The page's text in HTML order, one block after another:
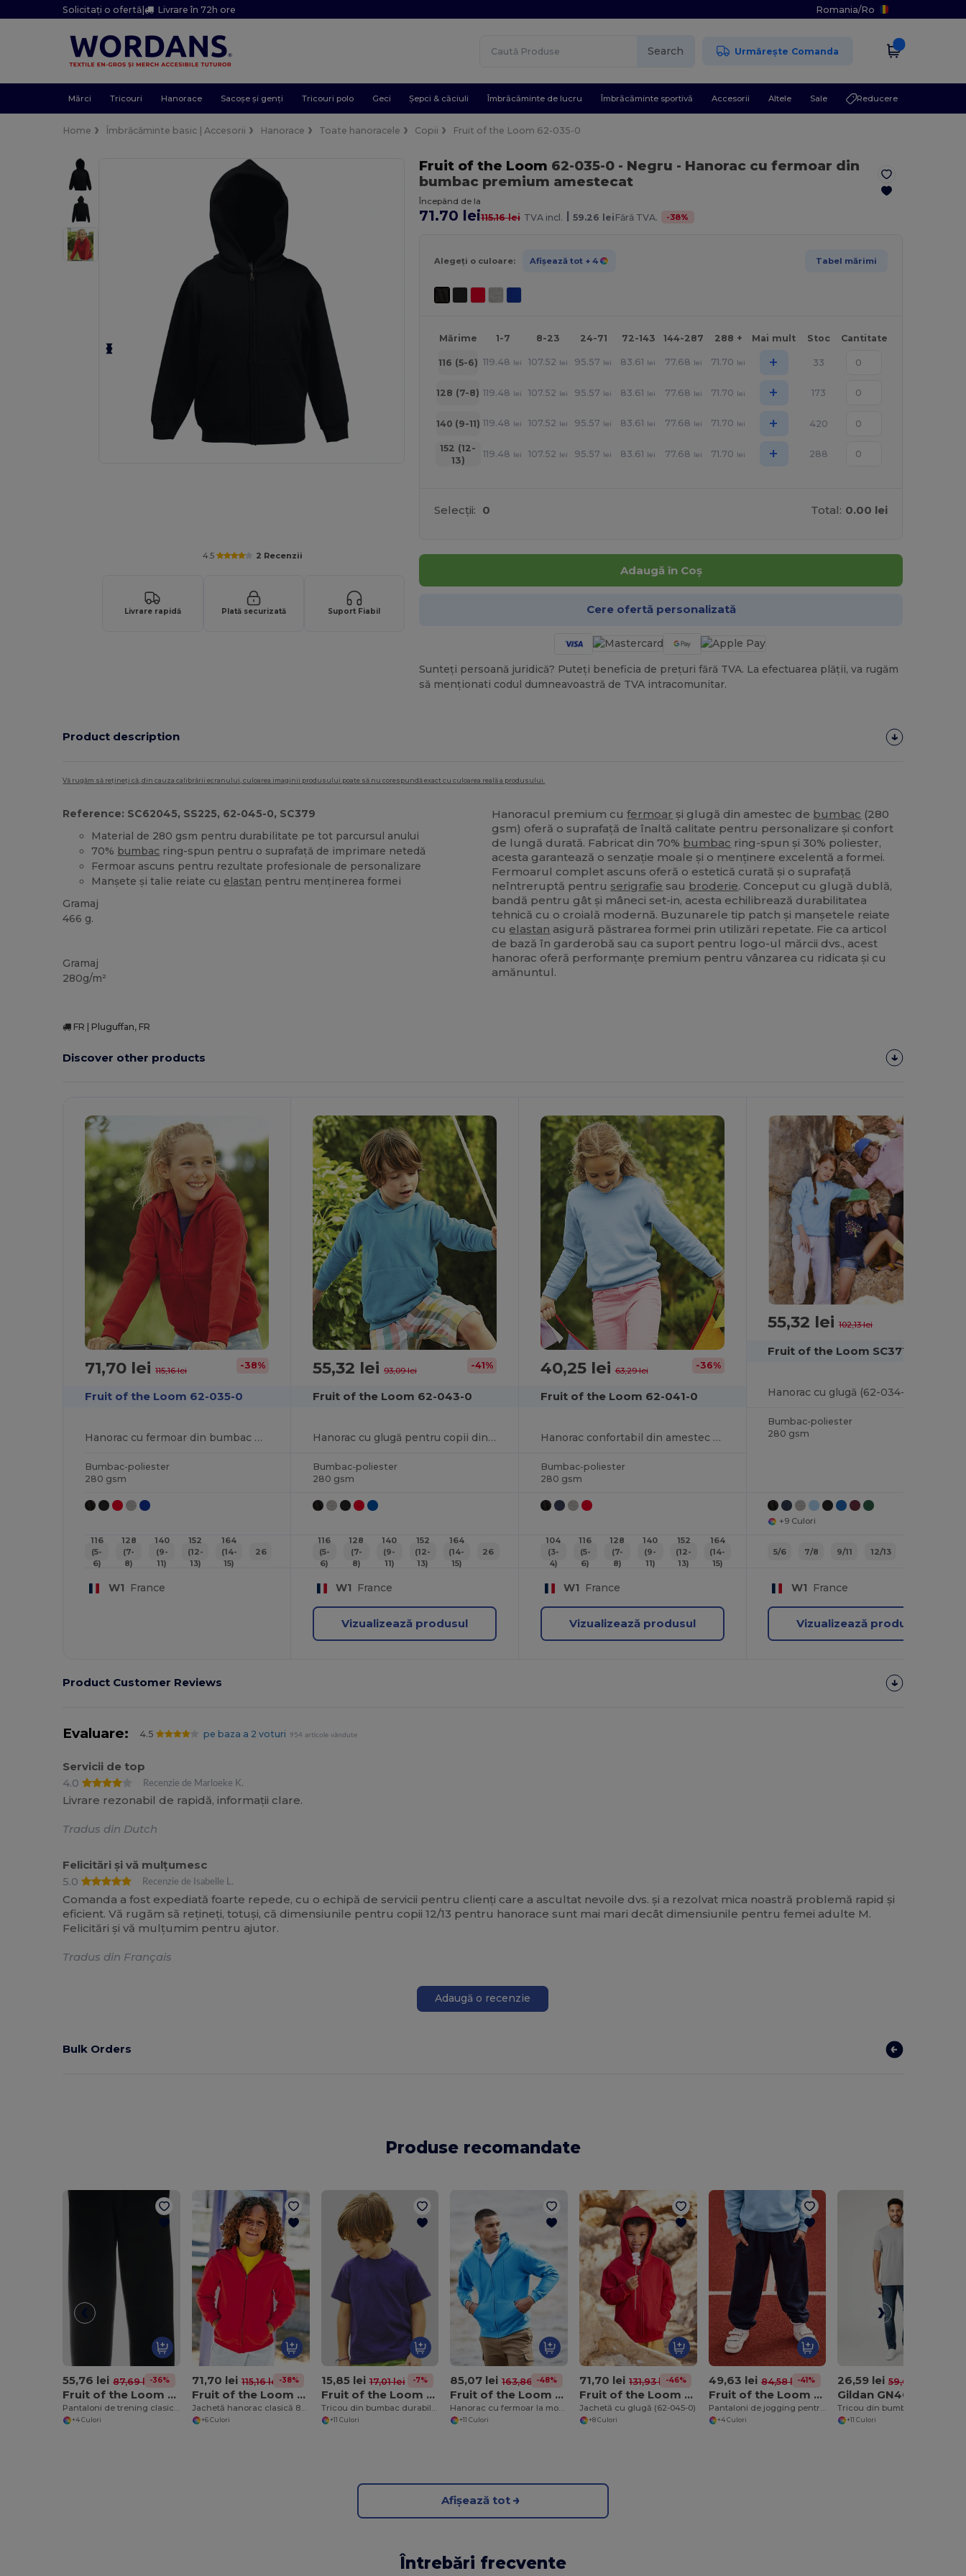
Solicitați o ofertă| Livrare în 72h ore Romania/Ro
Search Urmărește Comanda
Mărci Tricouri Hanorace Sacoșe și genți Tricouri polo Geci Șepci & căciuli Îmbrăcăminte de lucru Îmbrăcăminte sportivă Accesorii Altele Sale Reducere
Home Îmbrăcăminte basic | Accesorii Hanorace Toate hanoracele Copii Fruit of the Loom 62-035-0
4.5 2 Recenzii
Livrare rapidă Plată securizată Suport Fiabil
Fruit of the Loom 62-035-0 - Negru - Hanorac cu fermoar din
bumbac premium amestecat
Începând de la
71.70 lei115.16 lei TVA incl. | 59.26 lei Fără TVA. -38%
Alegeți o culoare: Afișează tot + 4 Tabel mărimi
Mărime 1-7 8-23 24-71 72-143 144-287 288 + Mai mult Stoc Cantitate
116 (5-6) 119.48 lei 107.52 lei 95.57 lei 83.61 lei 77.68 lei 71.70 lei + 33
128 (7-8) 119.48 lei 107.52 lei 95.57 lei 83.61 lei 77.68 lei 71.70 lei + 173
140 (9-11) 119.48 lei 107.52 lei 95.57 lei 83.61 lei 77.68 lei 71.70 lei + 420
152 (12-
13)
119.48 lei 107.52 lei 95.57 lei 83.61 lei 77.68 lei 71.70 lei + 288
Selecții: 0 Total: 0.00 lei
Adaugă în Coș
Cere ofertă personalizată
Sunteți persoană juridică? Puteți beneficia de prețuri fără TVA. La efectuarea plății, va rugăm
să menționati codul dumneavoastră de TVA intracomunitar.
Product description
Vă rugăm să rețineți că, din cauza calibrării ecranului, culoarea imaginii produsului poate să nu corespundă exact cu culoarea reală a produsului.
Reference: SC62045, SS225, 62-045-0, SC379
Material de 280 gsm pentru durabilitate pe tot parcursul anului
70% bumbac ring-spun pentru o suprafață de imprimare netedă
Fermoar ascuns pentru rezultate profesionale de personalizare
Manșete și talie reiate cu elastan pentru menținerea formei
Gramaj
466 g.
Gramaj
280g/m²
Hanoracul premium cufermoar și glugă din amestec de bumbac (280
gsm) oferă o suprafață de înaltă calitate pentru personalizare și confort
de lungă durată. Fabricat din 70% bumbac ring-spun și 30% poliester,
acesta garantează o senzație moale și o menținere excelentă a formei.
Fermoarul complet ascuns oferă o estetică curată și o suprafață
neîntreruptă pentru serigrafie sau broderie. Conceput cu glugă dublă,
bandă pentru gât și mâneci set-in, acesta echilibrează durabilitatea
tehnică cu o croială modernă. Buzunarele tip patch și manșetele reiate
cu elastan asigură păstrarea formei prin utilizări repetate. Fie ca articol
de bază în garderobă sau ca suport pentru logo-ul mărcii dvs., acest
hanorac oferă performanțe premium pentru vânzarea cu ridicata și cu
amănuntul.
FR | Pluguffan, FR
Discover other products
71,70 lei115,16 lei -38%
Fruit of the Loom 62-035-0
Hanorac cu fermoar din bumbac premium amestecat
Bumbac-poliester
280 gsm
116
(5-
6)
128
(7-
8)
140
(9-
11)
152
(12-
13)
164
(14-
15)
26
W1 France
55,32 lei 93,09 lei -41%
Fruit of the Loom 62-043-0
Hanorac cu glugă pentru copii din amestec de bumbac premium
Bumbac-poliester
280 gsm
116
(5-
6)
128
(7-
8)
140
(9-
11)
152
(12-
13)
164
(14-
15)
26
W1 France
Vizualizează produsul
40,25 lei63,29 lei -36%
Fruit of the Loom 62-041-0
Hanorac confortabil din amestec de bumbac premium
Bumbac-poliester
280 gsm
104
(3-
4)
116
(5-
6)
128
(7-
8)
140
(9-
11)
152
(12-
13)
164
(14-
15)
W1 France
Vizualizează produsul
55,32 lei102,13 lei
Fruit of the Loom SC371
Hanorac cu glugă (62-034-0)
Bumbac-poliester
280 gsm
+9 Culori
5/6 7/8 9/11 12/13
W1 France
Vizualizează produsul
Product Customer Reviews
Evaluare: 4.5 pe baza a 2 voturi 954 articole vândute
Servicii de top
4.0
Recenzie de Marloeke K.
Livrare rezonabil de rapidă, informații clare.
Tradus din Dutch
Felicitări și vă mulțumesc
5.0
Recenzie de Isabelle L.
Comanda a fost expediată foarte repede, cu o echipă de servicii pentru clienți care a ascultat nevoile dvs. și a rezolvat mica noastră problemă rapid și
eficient. Vă rugăm să rețineți, totuși, că dimensiunile pentru copii 12/13 pentru hanorace sunt mai mari decât dimensiunile pentru femei adulte M.
Felicitări și vă mulțumim pentru ajutor.
Tradus din Français
Adaugă o recenzie
Bulk Orders
Produse recomandate
55,76 lei 87,69 lei-36%
Fruit of the Loom SS405
+4 Culori
71,70 lei 115,16 lei-38%
Fruit of the Loom SS225
+6 Culori
15,85 lei 17,01 lei -7%
Fruit of the Loom 61-033-0
+11 Culori
85,07 lei 163,86 lei-48%
Fruit of the Loom SC374
+11 Culori
71,70 lei 131,93 lei-46%
Fruit of the Loom SC379
Jachetă cu glugă (62-045-0)
+8 Culori
49,63 lei 84,58 lei-41%
Fruit of the Loom SC291
+4 Culori
26,59 lei 59,60 lei
Gildan GN400
+11 Culori
Afișează tot
Întrebări frecvente
AI 50 lei
REDUCERE!
Ca să profiți de reducere,
spune-ne pentru cine cumperi.